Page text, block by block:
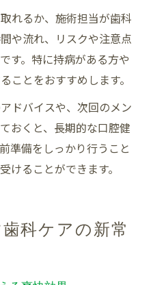
れるか、施術担当が歯科
や流れ、リスクや注意点
す。特に持病がある方や
ことをおすすめします。
ドバイスや、次回のメン
おくと、長期的な口腔健
準備をしっかり行うこと
けることができます。
科ケアの新常